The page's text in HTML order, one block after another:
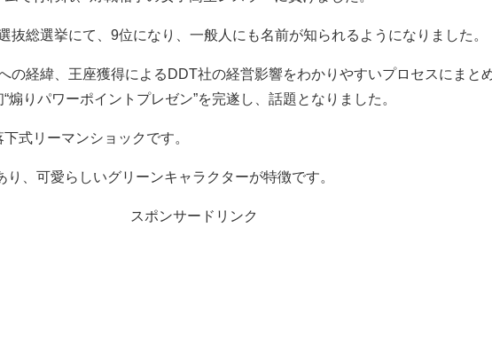
抜総選挙にて、9位になり、一般人にも名前が知られるようになりました。
の経緯、王座獲得によるDDT社の経営影響をわかりやすいプロセスにまと
煽りパワーポイントプレゼン”を完遂し、話題となりました。
式リーマンショックです。
り、可愛らしいグリーンキャラクターが特徴です。
スポンサードリンク